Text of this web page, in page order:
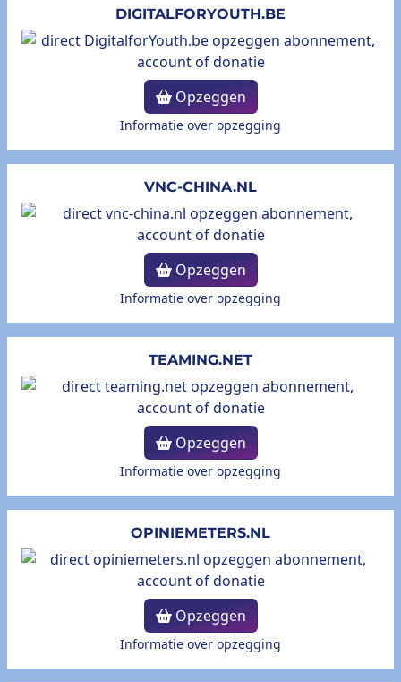
DIGITALFORYOUTH.BE
Opzeggen
Informatie over opzegging
VNC-CHINA.NL
Opzeggen
Informatie over opzegging
TEAMING.NET
Opzeggen
Informatie over opzegging
OPINIEMETERS.NL
Opzeggen
Informatie over opzegging